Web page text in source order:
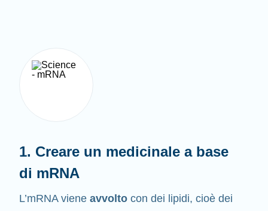
1. Creare un medicinale a base
di mRNA
L’mRNA viene avvolto con dei lipidi, cioè dei